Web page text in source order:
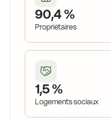
90,4 %
Propriétaires
1,5 %
Logements sociaux